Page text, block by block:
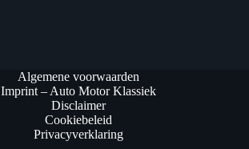
Algemene voorwaarden
Imprint – Auto Motor Klassiek
Disclaimer
Cookiebeleid
Privacyverklaring